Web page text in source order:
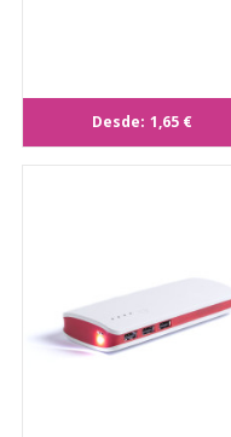
Desde: 1,65 €